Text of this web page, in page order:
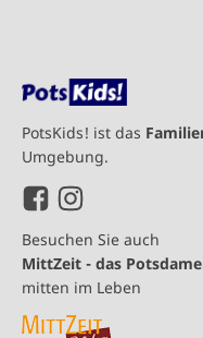
PotsKids! ist das
Umgebung.
Besuchen Sie auch
MittZeit - das
mitten im Leben